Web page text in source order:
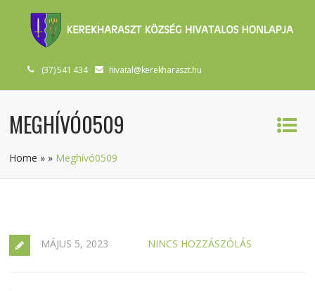
(37) 541 434 hivatal@kerekharaszt.hu
MEGHÍVÓ0509
Home » » Meghívó0509
MÁJUS 5, 2023 NINCS HOZZÁSZÓLÁS